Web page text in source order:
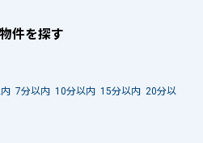
件を探す
7分以内 10分以内 15分以内 20分以